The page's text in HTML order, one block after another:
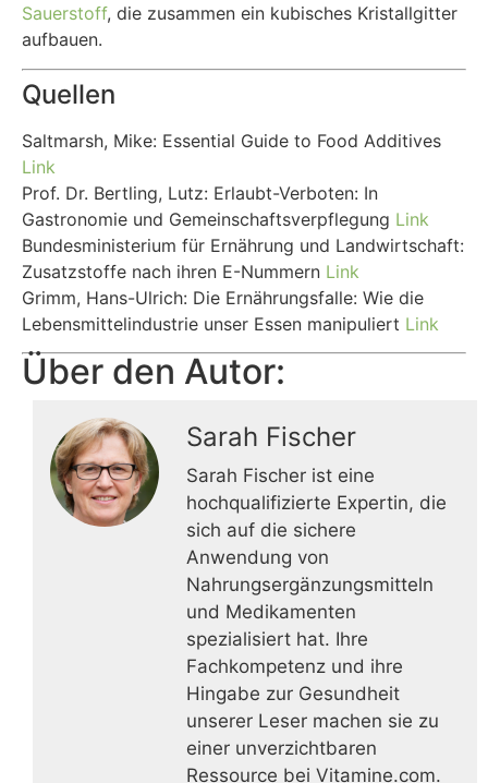
Sauerstoff, die zusammen ein kubisches Kristallgitter
aufbauen.
Quellen
Saltmarsh, Mike: Essential Guide to Food Additives
Link
Prof. Dr. Bertling, Lutz: Erlaubt-Verboten: In
Gastronomie und Gemeinschaftsverpflegung Link
Bundesministerium für Ernährung und Landwirtschaft:
Zusatzstoffe nach ihren E-Nummern Link
Grimm, Hans-Ulrich: Die Ernährungsfalle: Wie die
Lebensmittelindustrie unser Essen manipuliert Link
Über den Autor:
Sarah Fischer
Sarah Fischer ist eine
hochqualifizierte Expertin, die
sich auf die sichere
Anwendung von
Nahrungsergänzungsmitteln
und Medikamenten
spezialisiert hat. Ihre
Fachkompetenz und ihre
Hingabe zur Gesundheit
unserer Leser machen sie zu
einer unverzichtbaren
Ressource bei Vitamine.com.